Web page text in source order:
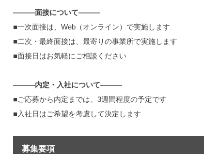
―――面接について―――
■一次面接は、Web（オンライン）で実施します
■二次・最終面接は、最寄りの事業所で実施します
■面接日はお気軽にご相談ください
―――内定・入社について―――
■ご応募から内定までは、3週間程度の予定です
■入社日はご希望を考慮して決定します
募集要項